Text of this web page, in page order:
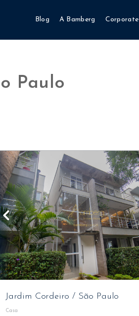
Blog A Bamberg Corporate
Paulo
Jardim Cordeiro/ São Paulo
Casa